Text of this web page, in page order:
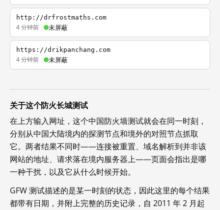
http://drfrostmaths.com
4 分钟前 未屏蔽
https://drikpanchang.com
4 分钟前 未屏蔽
关于这个防火长城测试
在上方输入网址，这个中国防火墙测试就会在同一时刻，
分别从中国大陆境内的探测节点和境外的对照节点抓取
它。两者结果不同时——连接被重置、域名解析到并非该
网站的地址、请求落在境内服务器上——页面会指出是哪
一种干扰，以及它从什么时候开始。
GFW 测试描述的是某一时刻的状态，因此这里的每个结果
都带有日期，并附上完整的历史记录，自 2011 年 2 月起